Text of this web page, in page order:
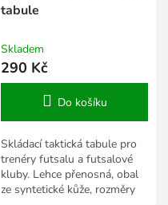
tabule
Skladem
290 Kč
Do košíku
Skládací taktická tabule pro
trenéry futsalu a futsalové
kluby. Lehce přenosná, obal
ze syntetické kůže, rozměry